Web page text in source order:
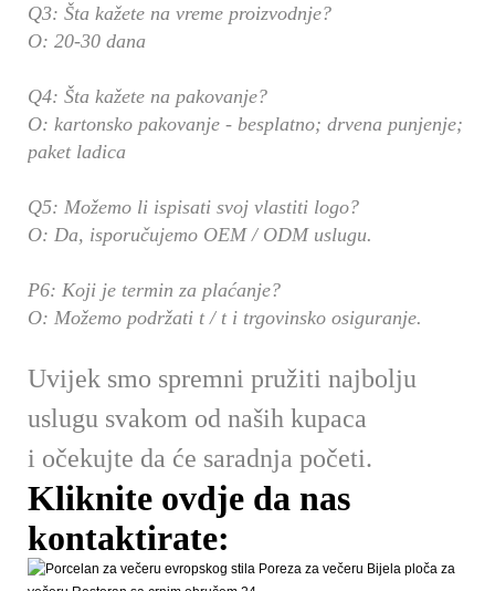
Q3: Šta kažete na vreme proizvodnje?
O: 20-30 dana
Q4: Šta kažete na pakovanje?
O: kartonsko pakovanje - besplatno; drvena punjenje;
paket ladica
Q5: Možemo li ispisati svoj vlastiti logo?
O: Da, isporučujemo OEM / ODM uslugu.
P6: Koji je termin za plaćanje?
O: Možemo podržati t / t i trgovinsko osiguranje.
Uvijek smo spremni pružiti najbolju
uslugu svakom od naših kupaca
i očekujte da će saradnja početi.
Kliknite ovdje da nas
kontaktirate: